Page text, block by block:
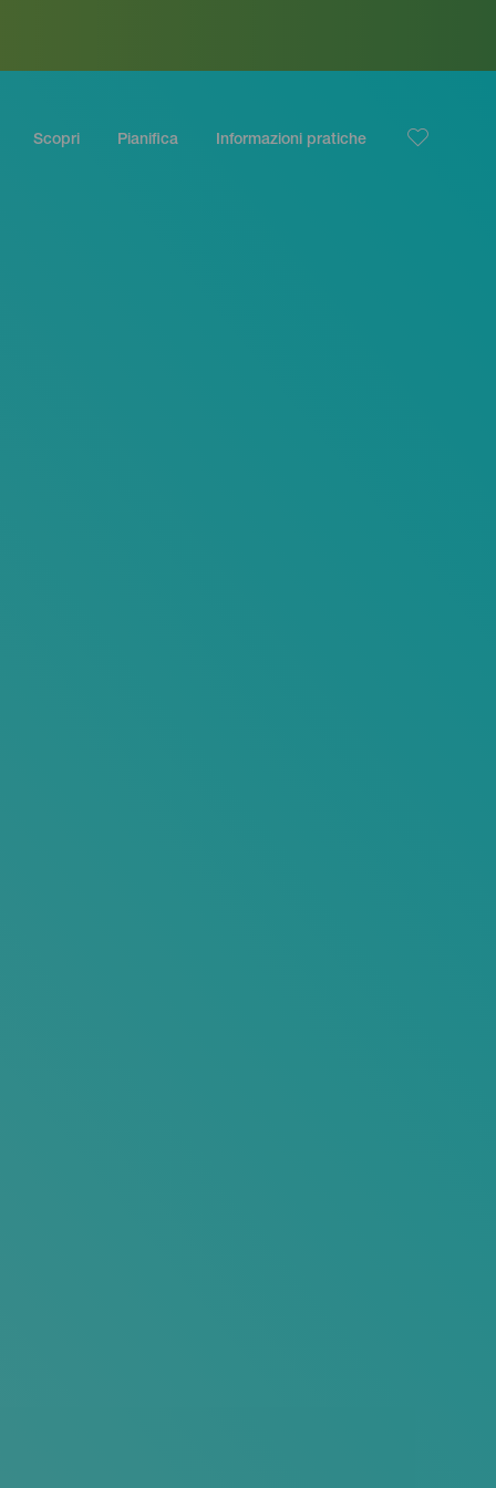
Scopri Pianifica Informazioni pratiche